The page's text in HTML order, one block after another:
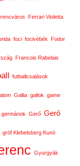
Ferrari Violetta
foci focivébék Fodor
Francois Rabelais
futballcsalások
Gallia gallok game
germánok Gerő Gerő
gróf Klebelsberg Kunó
Gyurgyák